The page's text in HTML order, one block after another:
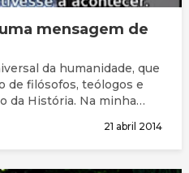
mensagem de
da humanidade, que
de filósofos, teólogos e
da História. Na minha
A morte é um
é um inimigo, é
21 abril 2014